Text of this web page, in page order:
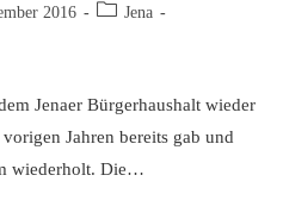
2016
Beitrags-
Jena
Jenaer Bürgerhaushalt wieder
Jahren bereits gab und
wiederholt. Die…